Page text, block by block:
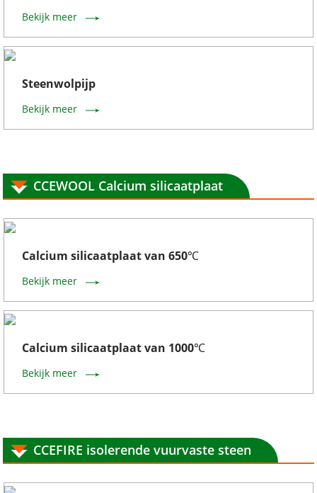
Bekijk meer
Steenwolpijp
Bekijk meer
CCEWOOL Calcium silicaatplaat
Calcium silicaatplaat van 650℃
Bekijk meer
Calcium silicaatplaat van 1000℃
Bekijk meer
CCEFIRE isolerende vuurvaste steen